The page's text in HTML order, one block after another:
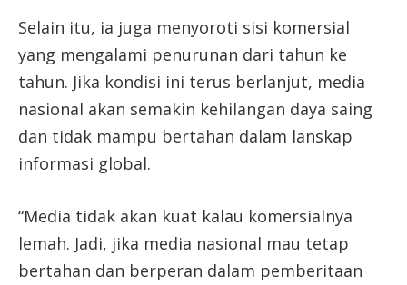
Selain itu, ia juga menyoroti sisi komersial
yang mengalami penurunan dari tahun ke
tahun. Jika kondisi ini terus berlanjut, media
nasional akan semakin kehilangan daya saing
dan tidak mampu bertahan dalam lanskap
informasi global.
“Media tidak akan kuat kalau komersialnya
lemah. Jadi, jika media nasional mau tetap
bertahan dan berperan dalam pemberitaan